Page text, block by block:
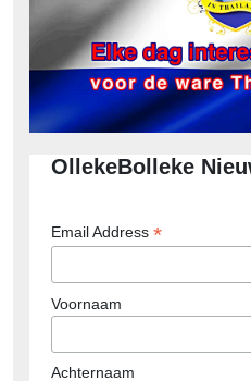
OllekeBolleke
Email Address *
Voornaam
Achternaam